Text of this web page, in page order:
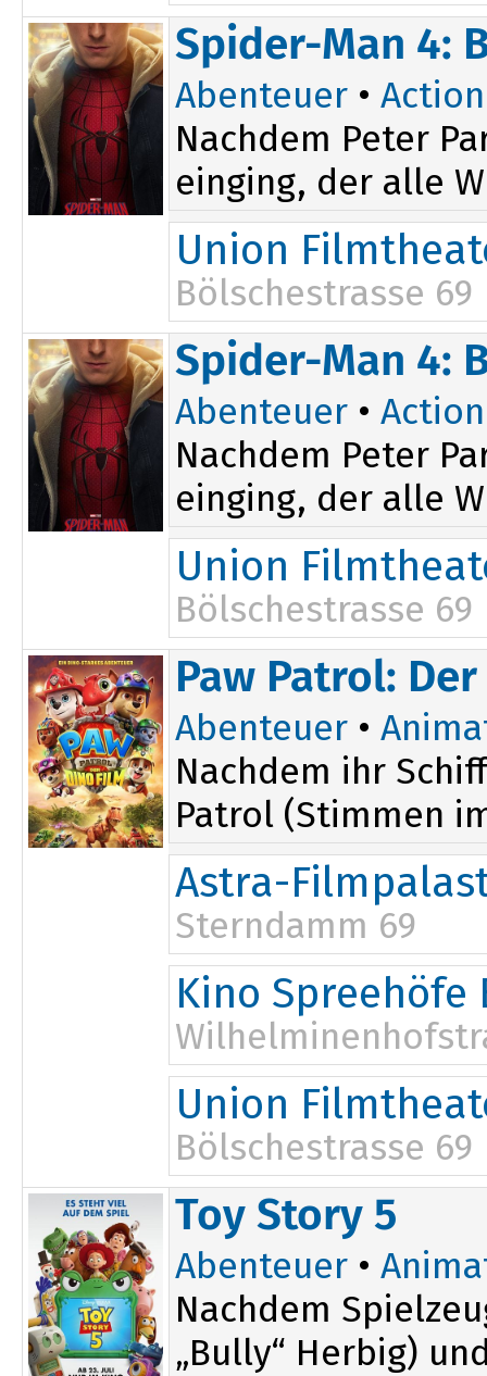
16:30
Spider-Man 4:
Abenteuer • Action
Nachdem Peter
einging, der alle
Union
Bölschestrasse 69
20:00
Spider-Man 4:
Abenteuer • Action
Nachdem Peter
einging, der alle
Union
Bölschestrasse 69
Paw Patrol:
Abenteuer •
Nachdem ihr
Patrol (Stimmen
Astra-
Sterndamm 69
10:00
12:00
14:00
17:00
Kino Spreehöfe
12:15
14:15
16:15
Union
Bölschestrasse 69
10:30 15:15
Toy Story 5
Abenteuer •
Nachdem
„Bully“ Herbig)